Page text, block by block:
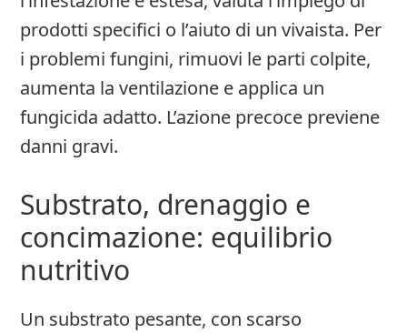
prodotti specifici o l’aiuto di un vivaista. Per
i problemi fungini, rimuovi le parti colpite,
aumenta la ventilazione e applica un
fungicida adatto. L’azione precoce previene
danni gravi.
Substrato, drenaggio e
concimazione: equilibrio
nutritivo
Un substrato pesante, con scarso